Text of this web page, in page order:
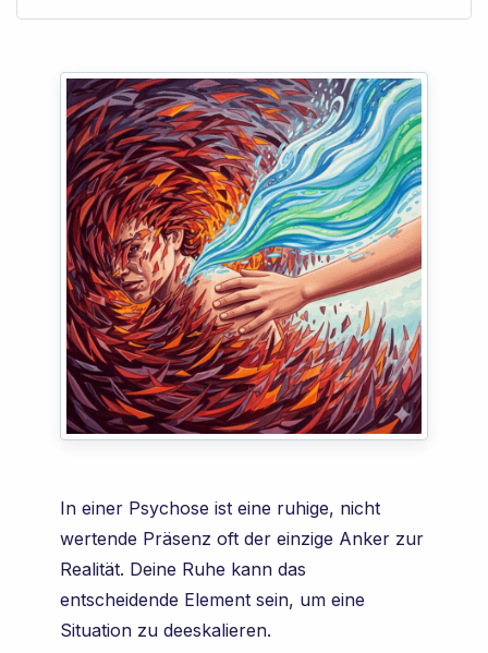
In einer Psychose ist eine ruhige, nicht
wertende Präsenz oft der einzige Anker zur
Realität. Deine Ruhe kann das
entscheidende Element sein, um eine
Situation zu deeskalieren.